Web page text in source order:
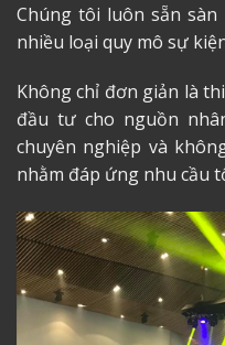
Chúng tôi luôn sẵn
nhiều loại quy mô sự
Không chỉ đơn giản là
đầu tư cho nguồn
chuyên nghiệp và
nhằm đáp ứng nhu cầu